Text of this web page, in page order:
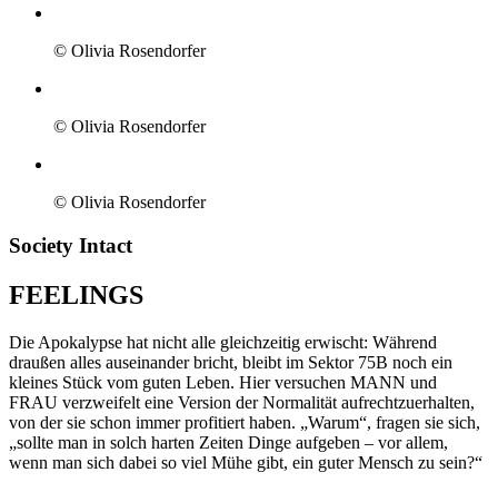
© Olivia Rosendorfer
© Olivia Rosendorfer
© Olivia Rosendorfer
Society Intact
FEELINGS
Die Apokalypse hat nicht alle gleichzeitig erwischt: Während
draußen alles auseinander bricht, bleibt im Sektor 75B noch ein
kleines Stück vom guten Leben. Hier versuchen MANN und
FRAU verzweifelt eine Version der Normalität aufrechtzuerhalten,
von der sie schon immer profitiert haben. „Warum“, fragen sie sich,
„sollte man in solch harten Zeiten Dinge aufgeben – vor allem,
wenn man sich dabei so viel Mühe gibt, ein guter Mensch zu sein?“